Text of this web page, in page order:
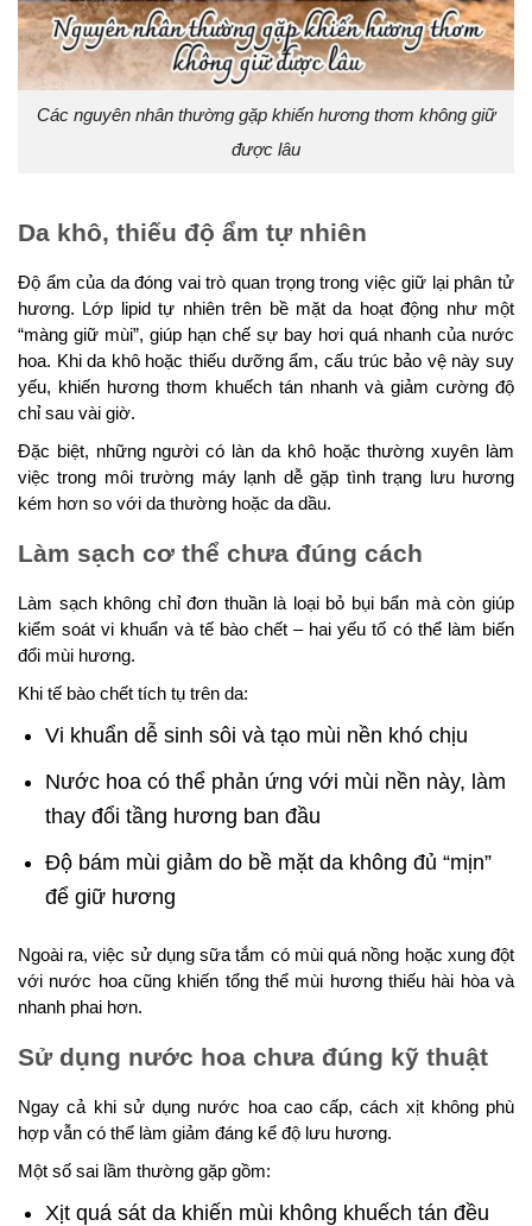
Các nguyên nhân thường gặp khiến hương thơm không giữ
được lâu
Da khô, thiếu độ ẩm tự nhiên
Độ ẩm của da đóng vai trò quan trọng trong việc giữ lại phân tử
hương. Lớp lipid tự nhiên trên bề mặt da hoạt động như một
“màng giữ mùi”, giúp hạn chế sự bay hơi quá nhanh của nước
hoa. Khi da khô hoặc thiếu dưỡng ẩm, cấu trúc bảo vệ này suy
yếu, khiến hương thơm khuếch tán nhanh và giảm cường độ
chỉ sau vài giờ.
Đặc biệt, những người có làn da khô hoặc thường xuyên làm
việc trong môi trường máy lạnh dễ gặp tình trạng lưu hương
kém hơn so với da thường hoặc da dầu.
Làm sạch cơ thể chưa đúng cách
Làm sạch không chỉ đơn thuần là loại bỏ bụi bẩn mà còn giúp
kiểm soát vi khuẩn và tế bào chết – hai yếu tố có thể làm biến
đổi mùi hương.
Khi tế bào chết tích tụ trên da:
Vi khuẩn dễ sinh sôi và tạo mùi nền khó chịu
Nước hoa có thể phản ứng với mùi nền này, làm
thay đổi tầng hương ban đầu
Độ bám mùi giảm do bề mặt da không đủ “mịn”
để giữ hương
Ngoài ra, việc sử dụng sữa tắm có mùi quá nồng hoặc xung đột
với nước hoa cũng khiến tổng thể mùi hương thiếu hài hòa và
nhanh phai hơn.
Sử dụng nước hoa chưa đúng kỹ thuật
Ngay cả khi sử dụng nước hoa cao cấp, cách xịt không phù
hợp vẫn có thể làm giảm đáng kể độ lưu hương.
Một số sai lầm thường gặp gồm:
Xịt quá sát da khiến mùi không khuếch tán đều